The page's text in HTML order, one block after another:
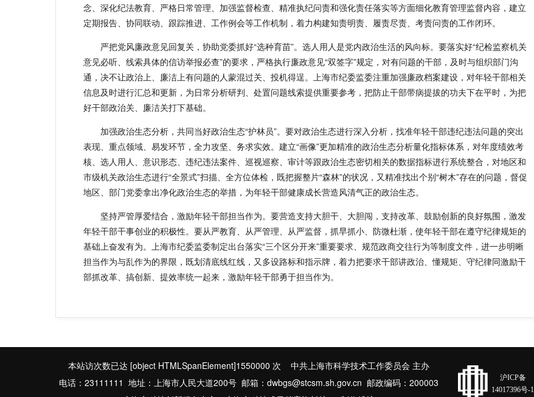
念、深化纪法教育、严格日常管理、加强监督检查、精准执纪问责和强化责任落实等方面细化教育管理监督内容，建立
定期报告、协同联动、跟踪推进、工作例会等工作机制，着力构建知责明责、履责尽责、考责问责的工作闭环。
严把党风廉政意见回复关，协助党委抓好“选种育苗”。选人用人是党内政治生活的风向标。要落实好“纪检监察机关
意见必听、线索具体的信访举报必查”的要求，严格执行廉政意见“双签字”规定，对有问题的干部，及时与组织部门沟
通，决不让政治上、廉洁上有问题的人蒙混过关、投机得逞。上海市纪委监委注重加强廉政档案建设，对年轻干部相关
信息及时进行汇总和更新，为日常分析研判、处置问题线索提供重要参考，把防止干部带病提拔的功夫下在平时，为把
好干部政治关、廉洁关打下基础。
加强政治生态分析，共同当好政治生态“护林员”。要对政治生态进行深入分析，找准年轻干部违纪违法问题的突出
表现、重点领域、易发环节，全力攻坚、务求实效。建立“画像”更加精准的政治生态分析量化指标体系，对年度绩效考
核、选人用人、意识形态、违纪违法案件、巡视巡察、审计等跟政治生态密切相关的数据指标进行系统整合，对地区和
市级机关政治生态进行“全景式”扫描、全方位体检，既把握整片“森林”的状况，又精准找出个别“树木”存在的问题，督促
地区、部门党委拿出净化政治生态的举措，为年轻干部健康成长营造风清气正的政治生态。
坚持严管厚爱结合，激励年轻干部担当作为。要营造支持大胆干、大胆闯，支持改革、鼓励创新的良好氛围，激发
年轻干部干事创业的积极性。要从严教育、从严管理、从严监督，抓早抓小、防微杜渐，使年轻干部在遵守纪律规矩的
基础上奋发有为。上海市纪委监委制定出台落实“三个区分开来”重要要求、规范政商交往行为等制度文件，进一步明晰
担当作为与乱作为的界限，既划清底线红线，又多设路标和指示牌，着力把要求干部讲政治、懂规矩、守纪律同激励干
部抓改革、搞创新、提效率统一起来，激励年轻干部勇于担当作为。
沪ICP备
14017396号-1
本站访次数已达 [object HTMLSpanElement]1550000 次 中共上海市科学技术工作委员会 主办
电话：23111111 地址：上海市人民大道200号 邮箱：dwbgs@stcsm.sh.gov.cn 邮政编码：200003